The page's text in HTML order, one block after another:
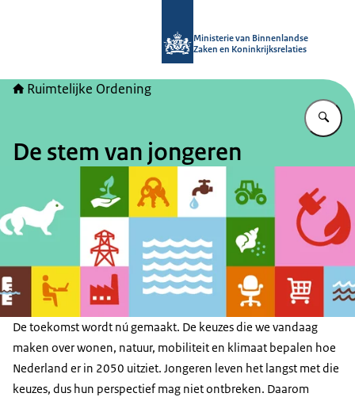
Ministerie van Binnenlandse
Zaken en Koninkrijksrelaties
Ruimtelijke Ordening
De stem van jongeren
De toekomst wordt nú gemaakt. De keuzes die we vandaag
maken over wonen, natuur, mobiliteit en klimaat bepalen hoe
Nederland er in 2050 uitziet. Jongeren leven het langst met die
keuzes, dus hun perspectief mag niet ontbreken. Daarom